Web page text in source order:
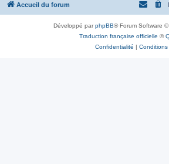
Accueil du forum
Développé parphpBB® Forum Software
Traduction française officielle ©
Confidentialité | Conditions